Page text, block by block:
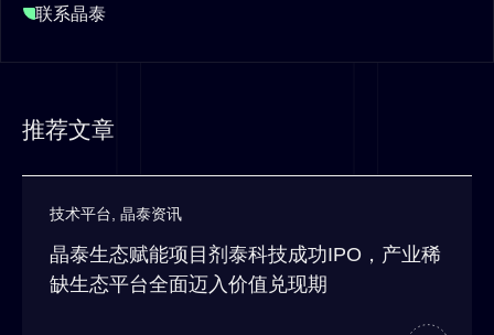
联系晶泰
推荐文章
技术平台, 晶泰资讯
晶泰生态赋能项目剂泰科技成功IPO，产业稀
缺生态平台全面迈入价值兑现期